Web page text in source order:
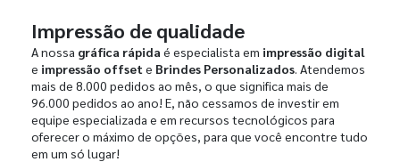
Impressão de qualidade
A nossa gráfica rápida é especialista em impressão digital
e impressão offset e Brindes Personalizados. Atendemos
mais de 8.000 pedidos ao mês, o que significa mais de
96.000 pedidos ao ano! E, não cessamos de investir em
equipe especializada e em recursos tecnológicos para
oferecer o máximo de opções, para que você encontre tudo
em um só lugar!